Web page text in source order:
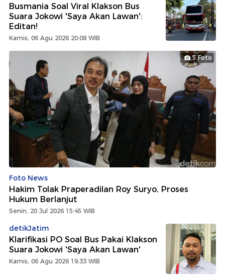
Busmania Soal Viral Klakson Bus
Suara Jokowi 'Saya Akan Lawan':
Editan!
Kamis, 06 Agu 2026 20:08 WIB
5 Foto
Foto News
Hakim Tolak Praperadilan Roy Suryo, Proses
Hukum Berlanjut
Senin, 20 Jul 2026 15:45 WIB
detikJatim
Klarifikasi PO Soal Bus Pakai Klakson
Suara Jokowi 'Saya Akan Lawan'
Kamis, 06 Agu 2026 19:33 WIB